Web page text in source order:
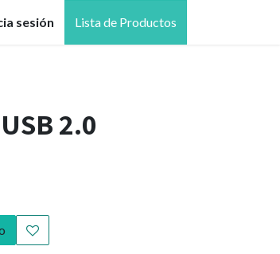
sesión Lista de Productos
2.0